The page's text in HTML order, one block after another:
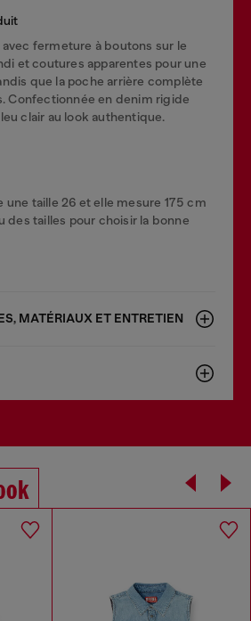
fermeture à boutons sur le
et coutures apparentes pour une
que la poche arrière complète
Confectionnée en denim rigide
clair au look authentique.
une taille 26 et elle mesure 175 cm
des tailles pour choisir la bonne
MATÉRIAUX ET ENTRETIEN